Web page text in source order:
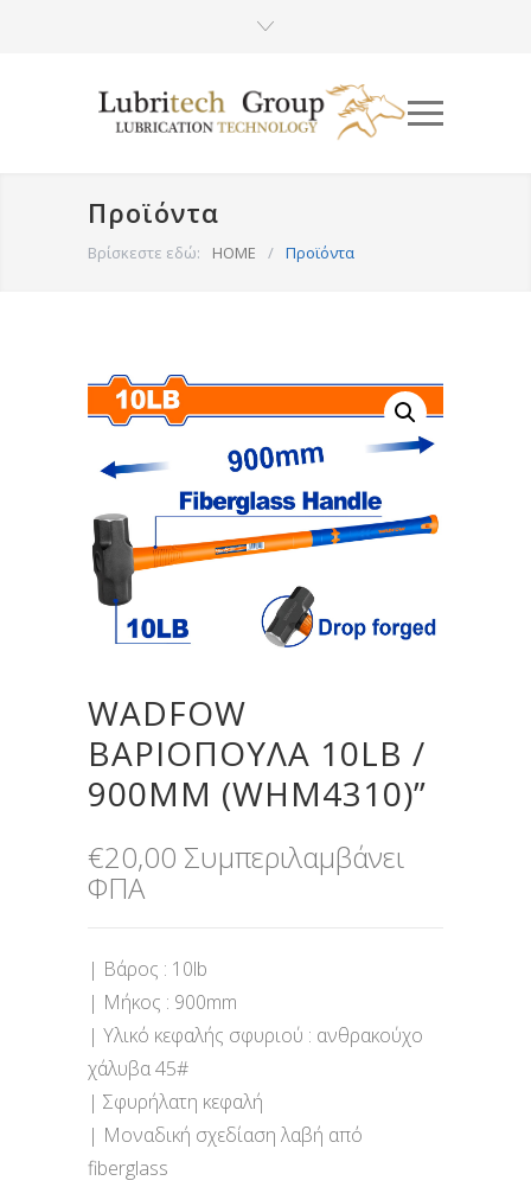
Προϊόντα
Βρίσκεστε εδώ: HOME / Προϊόντα
WADFOW
ΒΑΡΙΟΠΟΥΛΑ 10LB /
900MM (WHM4310)”
€20,00 Συμπεριλαμβάνει
ΦΠΑ
| Βάρος : 10lb
| Μήκος : 900mm
| Υλικό κεφαλής σφυριού : ανθρακούχο
χάλυβα 45#
| Σφυρήλατη κεφαλή
| Μοναδική σχεδίαση λαβή από
fiberglass